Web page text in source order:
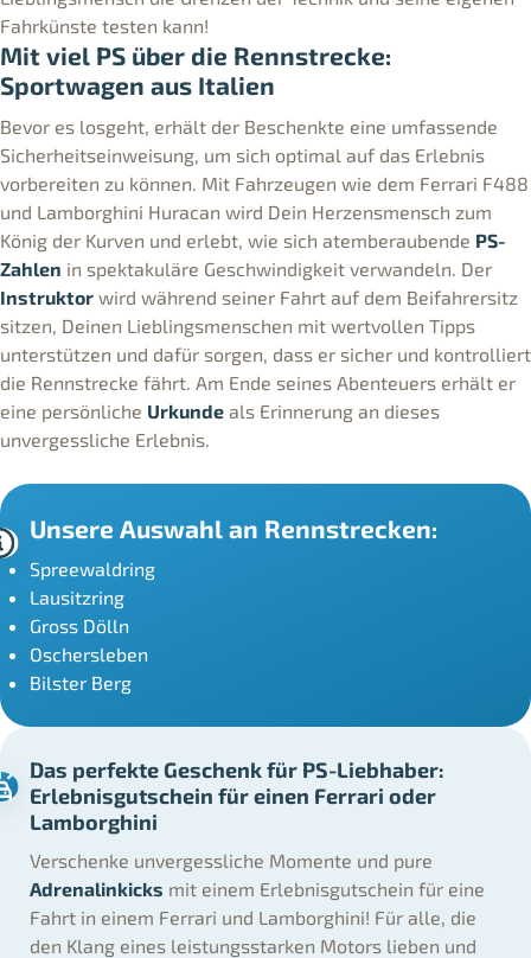
Fahrkünste testen kann!
Mit viel PS über die Rennstrecke:
Sportwagen aus Italien
Bevor es losgeht, erhält der Beschenkte eine umfassende
Sicherheitseinweisung, um sich optimal auf das Erlebnis
vorbereiten zu können. Mit Fahrzeugen wie dem Ferrari F488
und Lamborghini Huracan wird Dein Herzensmensch zum
König der Kurven und erlebt, wie sich atemberaubende PS-
Zahlen in spektakuläre Geschwindigkeit verwandeln. Der
Instruktor wird während seiner Fahrt auf dem Beifahrersitz
sitzen, Deinen Lieblingsmenschen mit wertvollen Tipps
unterstützen und dafür sorgen, dass er sicher und kontrolliert
die Rennstrecke fährt. Am Ende seines Abenteuers erhält er
eine persönliche Urkunde als Erinnerung an dieses
unvergessliche Erlebnis.
Unsere Auswahl an Rennstrecken:
Spreewaldring
Lausitzring
Gross Dölln
Oschersleben
Bilster Berg
Das perfekte Geschenk für PS-Liebhaber:
Erlebnisgutschein für einen Ferrari oder
Lamborghini
Verschenke unvergessliche Momente und pure
Adrenalinkicks mit einem Erlebnisgutschein für eine
Fahrt in einem Ferrari und Lamborghini! Für alle, die
den Klang eines leistungsstarken Motors lieben und